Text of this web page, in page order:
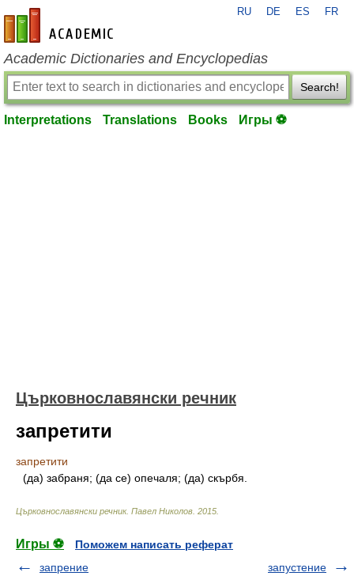
en-academic.com
RU DE ES FR
Academic Dictionaries and Encyclopedias
Search!
Interpretations Translations Books Игры ⚽
Църковнославянски речник
запретити
запретити
(да) забраня; (да се) опечаля; (да) скърбя.
Църковнославянски речник. Павел Николов 2015
Игры ⚽
Поможем написать реферат
запрение
запустение